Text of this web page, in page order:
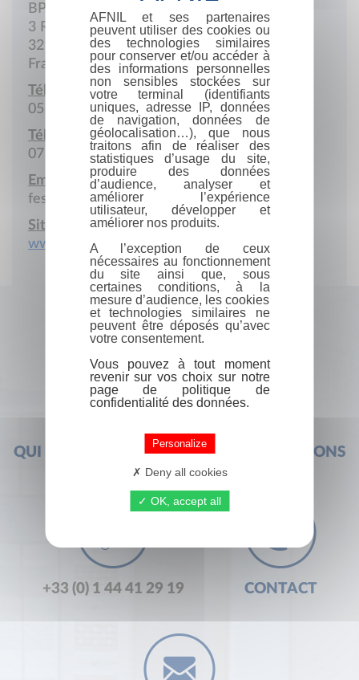
BP25
3 Rue Général-Delort
32190 Vic-Fezensac
France
Téléphone :
05 62 06 56 66
Téléphone portable :
07 88 39 82 41
Email :
festival@tempolatino.com
Site Internet :
www.tempolatino.com
QUI SOMMES-NOUS ?FOIRE AUX QUESTIONS
+33 (0) 1 44 41 29 19 CONTACT
AFNIL et ses partenaires
peuvent utiliser des cookies ou
des technologies similaires
pour conserver et/ou accéder à
des informations personnelles
non sensibles stockées sur
votre terminal (identifiants
uniques, adresse IP, données
de navigation, données de
géolocalisation…), que nous
traitons afin de réaliser des
statistiques d’usage du site,
produire des données
d’audience, analyser et
améliorer l’expérience
utilisateur, développer et
améliorer nos produits.
A l’exception de ceux
nécessaires au fonctionnement
du site ainsi que, sous
certaines conditions, à la
mesure d’audience, les cookies
et technologies similaires ne
peuvent être déposés qu’avec
votre consentement.
Vous pouvez à tout moment
revenir sur vos choix sur notre
page de politique de
confidentialité des données.
Personalize
Deny all cookies
OK, accept all